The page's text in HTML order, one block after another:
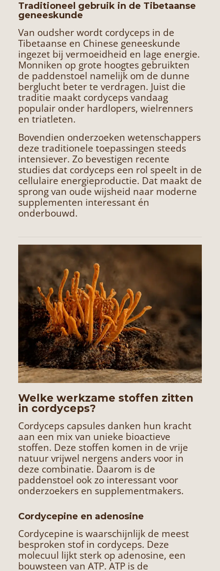
Traditioneel gebruik in de Tibetaanse
geneeskunde
Van oudsher wordt cordyceps in de
Tibetaanse en Chinese geneeskunde
ingezet bij vermoeidheid en lage energie.
Monniken op grote hoogtes gebruikten
de paddenstoel namelijk om de dunne
berglucht beter te verdragen. Juist die
traditie maakt cordyceps vandaag
populair onder hardlopers, wielrenners
en triatleten.
Bovendien onderzoeken wetenschappers
deze traditionele toepassingen steeds
intensiever. Zo bevestigen recente
studies dat cordyceps een rol speelt in de
cellulaire energieproductie. Dat maakt de
sprong van oude wijsheid naar moderne
supplementen interessant én
onderbouwd.
Welke werkzame stoffen zitten
in cordyceps?
Cordyceps capsules danken hun kracht
aan een mix van unieke bioactieve
stoffen. Deze stoffen komen in de vrije
natuur vrijwel nergens anders voor in
deze combinatie. Daarom is de
paddenstoel ook zo interessant voor
onderzoekers en supplementmakers.
Cordycepine en adenosine
Cordycepine is waarschijnlijk de meest
besproken stof in cordyceps. Deze
molecuul lijkt sterk op adenosine, een
bouwsteen van ATP. ATP is de